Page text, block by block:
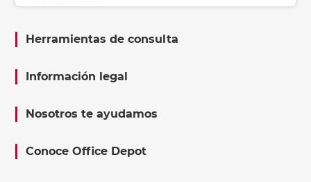
Herramientas de consulta
Información legal
Nosotros te ayudamos
Conoce Office Depot